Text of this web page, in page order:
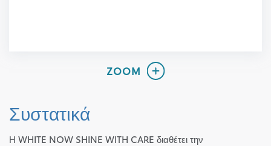
Συστατικά
Η WHITE NOW SHINE WITH CARE διαθέτει την